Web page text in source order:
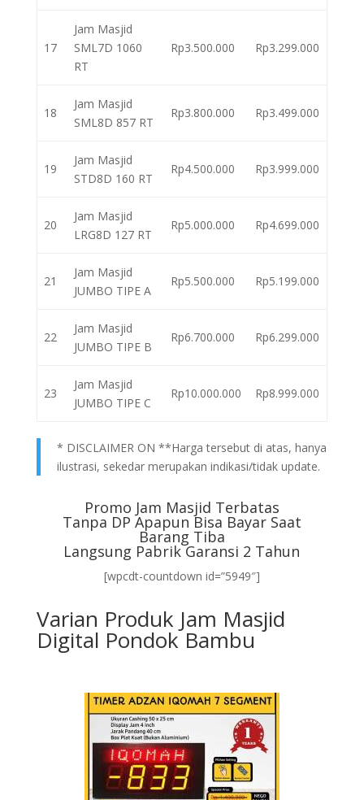
17
Jam Masjid
SML7D 1060
RT
Rp3.500.000 Rp3.299.000
18
Jam Masjid
SML8D 857 RT
Rp3.800.000 Rp3.499.000
19
Jam Masjid
STD8D 160 RT
Rp4.500.000 Rp3.999.000
20
Jam Masjid
LRG8D 127 RT
Rp5.000.000 Rp4.699.000
21
Jam Masjid
JUMBO TIPE A
Rp5.500.000 Rp5.199.000
22
Jam Masjid
JUMBO TIPE B
Rp6.700.000 Rp6.299.000
23
Jam Masjid
JUMBO TIPE C
Rp10.000.000 Rp8.999.000
* DISCLAIMER ON **Harga tersebut di atas, hanya
ilustrasi, sekedar merupakan indikasi/tidak update.
Promo Jam Masjid Terbatas
Tanpa DP Apapun Bisa Bayar Saat
Barang Tiba
Langsung Pabrik Garansi 2 Tahun
[wpcdt-countdown id=”5949″]
Varian Produk Jam Masjid
Digital Pondok Bambu